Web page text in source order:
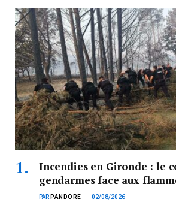
Incendies en Gironde : le
gendarmes face aux
PAR PANDORE 02/08/2026